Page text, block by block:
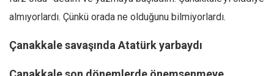
Siyaset
almıyorlardı. Çünkü orada ne olduğunu bilmiyorlardı.
Çanakkale savaşında Atatürk yarbaydı